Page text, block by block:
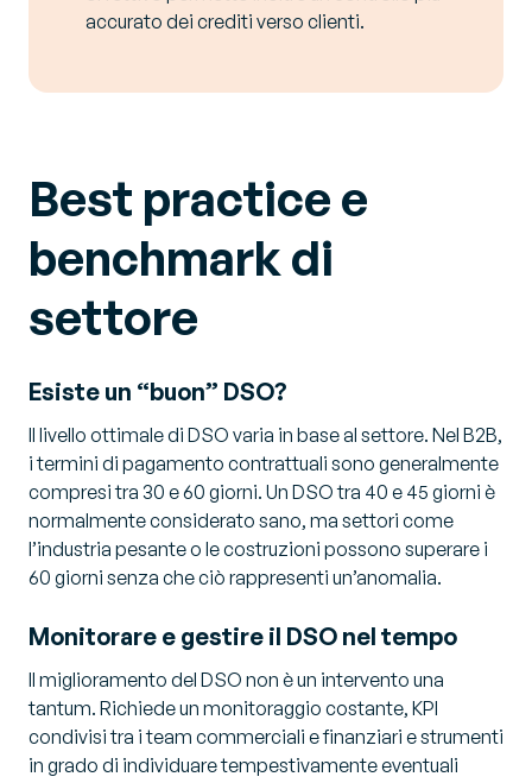
accurato dei crediti verso clienti.
Best practice e
benchmark di
settore
Esiste un “buon” DSO?
Il livello ottimale di DSO varia in base al settore. Nel B2B,
i termini di pagamento contrattuali sono generalmente
compresi tra 30 e 60 giorni. Un DSO tra 40 e 45 giorni è
normalmente considerato sano, ma settori come
l’industria pesante o le costruzioni possono superare i
60 giorni senza che ciò rappresenti un’anomalia.
Monitorare e gestire il DSO nel tempo
Il miglioramento del DSO non è un intervento una
tantum. Richiede un monitoraggio costante, KPI
condivisi tra i team commerciali e finanziari e strumenti
in grado di individuare tempestivamente eventuali